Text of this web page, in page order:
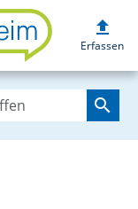
upload
Erfassen
search